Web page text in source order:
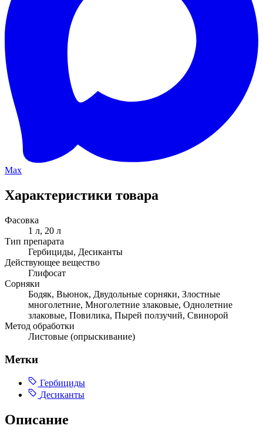
Max
Характеристики товара
Фасовка
1 л, 20 л
Тип препарата
Гербициды, Десиканты
Действующее вещество
Глифосат
Сорняки
Бодяк, Вьюнок, Двудольные сорняки, Злостные
многолетние, Многолетние злаковые, Однолетние
злаковые, Повилика, Пырей ползучий, Свинорой
Метод обработки
Листовые (опрыскивание)
Метки
Гербициды
Десиканты
Описание